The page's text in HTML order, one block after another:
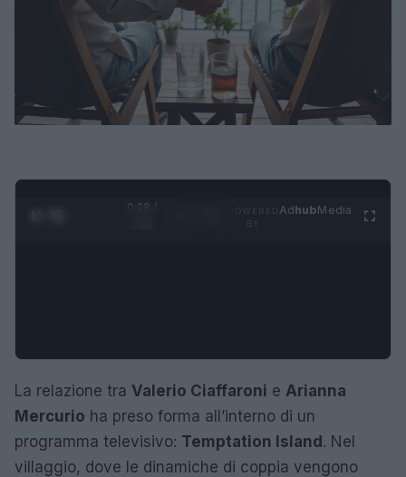
0:29 /
AdhubMedia
La relazione tra Valerio Ciaffaroni e Arianna
Mercurio ha preso forma all’interno di un
programma televisivo: Temptation Island. Nel
villaggio, dove le dinamiche di coppia vengono